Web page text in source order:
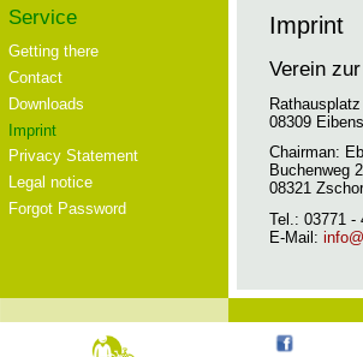
Service
Skip
navigation
Getting there
Contact
Downloads
Imprint
Privacy Statement
Legal notice
Forgot Password
Imprint
Verein
Rathausplatz
08309
Chairman:
Buchenweg
08321
Tel.: 03771 -
E-Mail: